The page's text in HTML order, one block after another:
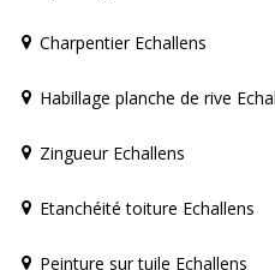
Charpentier Echallens
Habillage planche de rive
Zingueur Echallens
Etanchéité toiture Echallens
Peinture sur tuile Echallens